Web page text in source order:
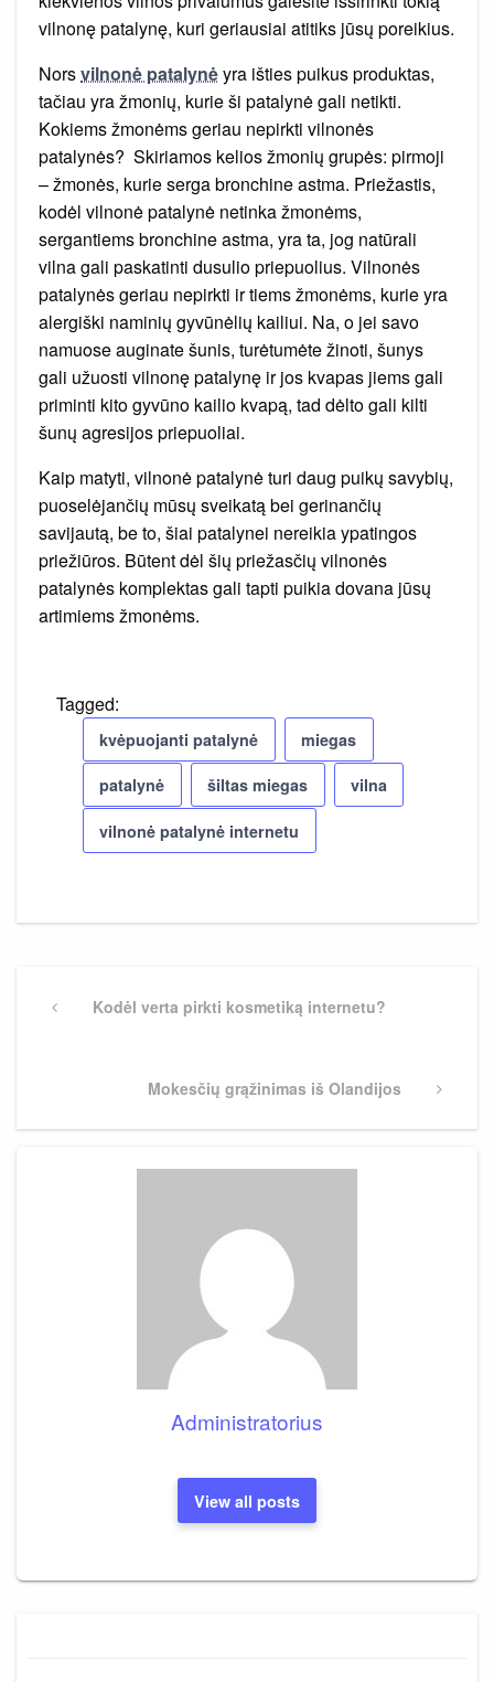
vilnonę patalynę, kuri geriausiai atitiks jūsų poreikius.
Norsvilnonė patalynėyra išties puikus produktas,
tačiau yra žmonių, kurie ši patalynė gali netikti.
Kokiems žmonėms geriau nepirkti vilnonės
patalynės? Skiriamos kelios žmonių grupės: pirmoji
– žmonės, kurie serga bronchine astma. Priežastis,
kodėl vilnonė patalynė netinka žmonėms,
sergantiems bronchine astma, yra ta, jog natūrali
vilna gali paskatinti dusulio priepuolius. Vilnonės
patalynės geriau nepirkti ir tiems žmonėms, kurie yra
alergiški naminių gyvūnėlių kailiui. Na, o jei savo
namuose auginate šunis, turėtumėte žinoti, šunys
gali užuosti vilnonę patalynę ir jos kvapas jiems gali
priminti kito gyvūno kailio kvapą, tad dėlto gali kilti
šunų agresijos priepuoliai.
Kaip matyti, vilnonė patalynė turi daug puikų savybių,
puoselėjančių mūsų sveikatą bei gerinančių
savijautą, be to, šiai patalynei nereikia ypatingos
priežiūros. Būtent dėl šių priežasčių vilnonės
patalynės komplektas gali tapti puikia dovana jūsų
artimiems žmonėms.
Tagged:
kvėpuojanti patalynė miegas
patalynė šiltas miegas vilna
vilnonė patalynė internetu
tarpPreviousKodėl verta pirkti kosmetiką internetu?
Next
Mokesčių grąžinimas iš Olandijos
Administratorius
View all posts